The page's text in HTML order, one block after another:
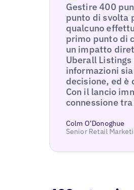
Gestire 400
punto di svolta
qualcuno
primo punto di
un impatto
Uberall
informazioni
decisione, ed
Con il lancio
connessione
Colm O’Donoghue
Senior Retail